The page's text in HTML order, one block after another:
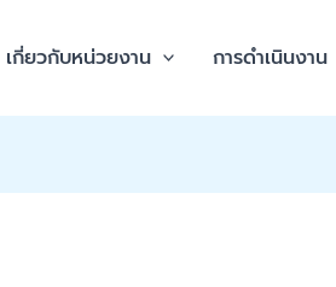
เกี่ยวกับหน่วยงาน การดำเนินงาน